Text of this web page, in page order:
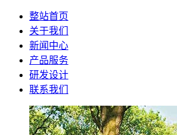
整站首页
关于我们
新闻中心
产品服务
研发设计
联系我们